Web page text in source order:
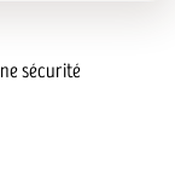
sécurité